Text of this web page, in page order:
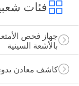
فئات
جهاز فحص
بالأشعة السينية
كاشف معادن